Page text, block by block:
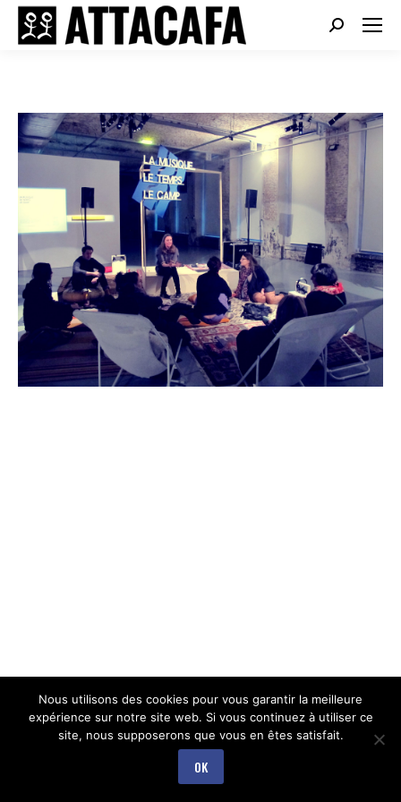
Search:
Nous utilisons des cookies pour vous garantir la meilleure
expérience sur notre site web. Si vous continuez à utiliser ce
site, nous supposerons que vous en êtes satisfait.
OK